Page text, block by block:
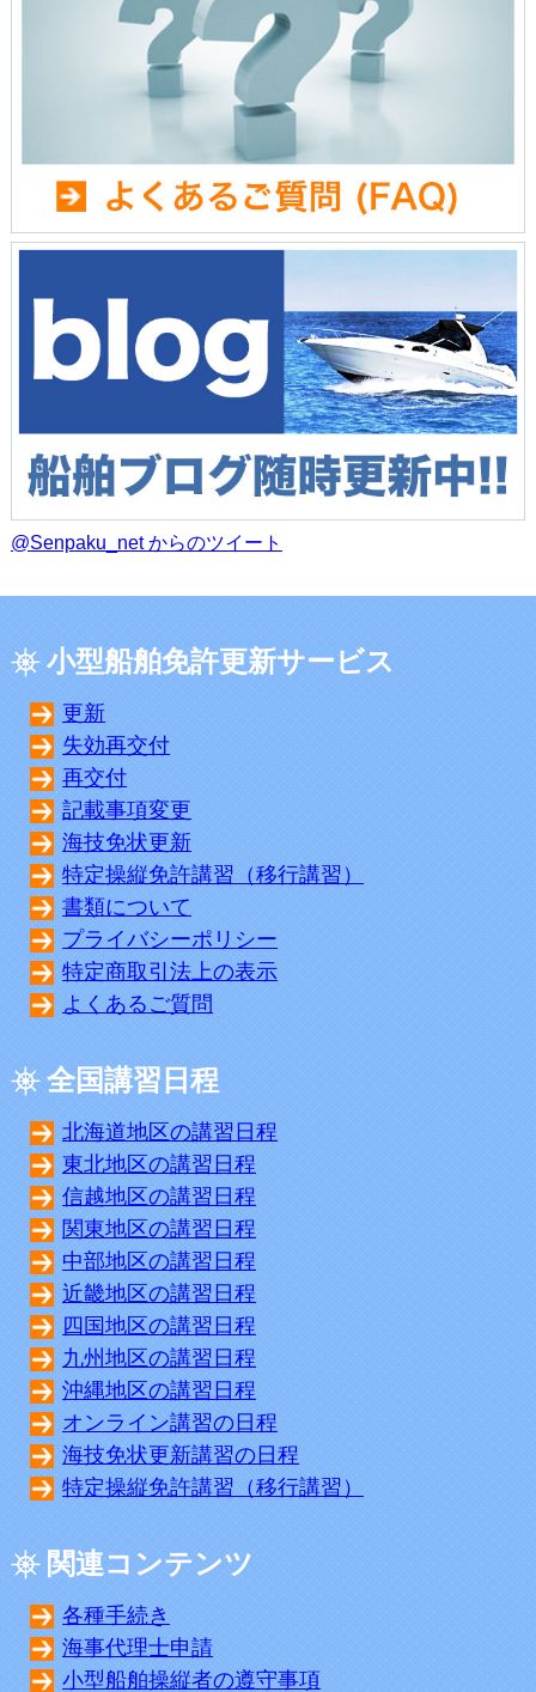
@Senpaku_net からのツイート
小型船舶免許更新サービス
更新
失効再交付
再交付
記載事項変更
海技免状更新
特定操縦免許講習（移行講習）
書類について
プライバシーポリシー
特定商取引法上の表示
よくあるご質問
全国講習日程
北海道地区の講習日程
東北地区の講習日程
信越地区の講習日程
関東地区の講習日程
中部地区の講習日程
近畿地区の講習日程
四国地区の講習日程
九州地区の講習日程
沖縄地区の講習日程
オンライン講習の日程
海技免状更新講習の日程
特定操縦免許講習（移行講習）
関連コンテンツ
各種手続き
海事代理士申請
小型船舶操縦者の遵守事項